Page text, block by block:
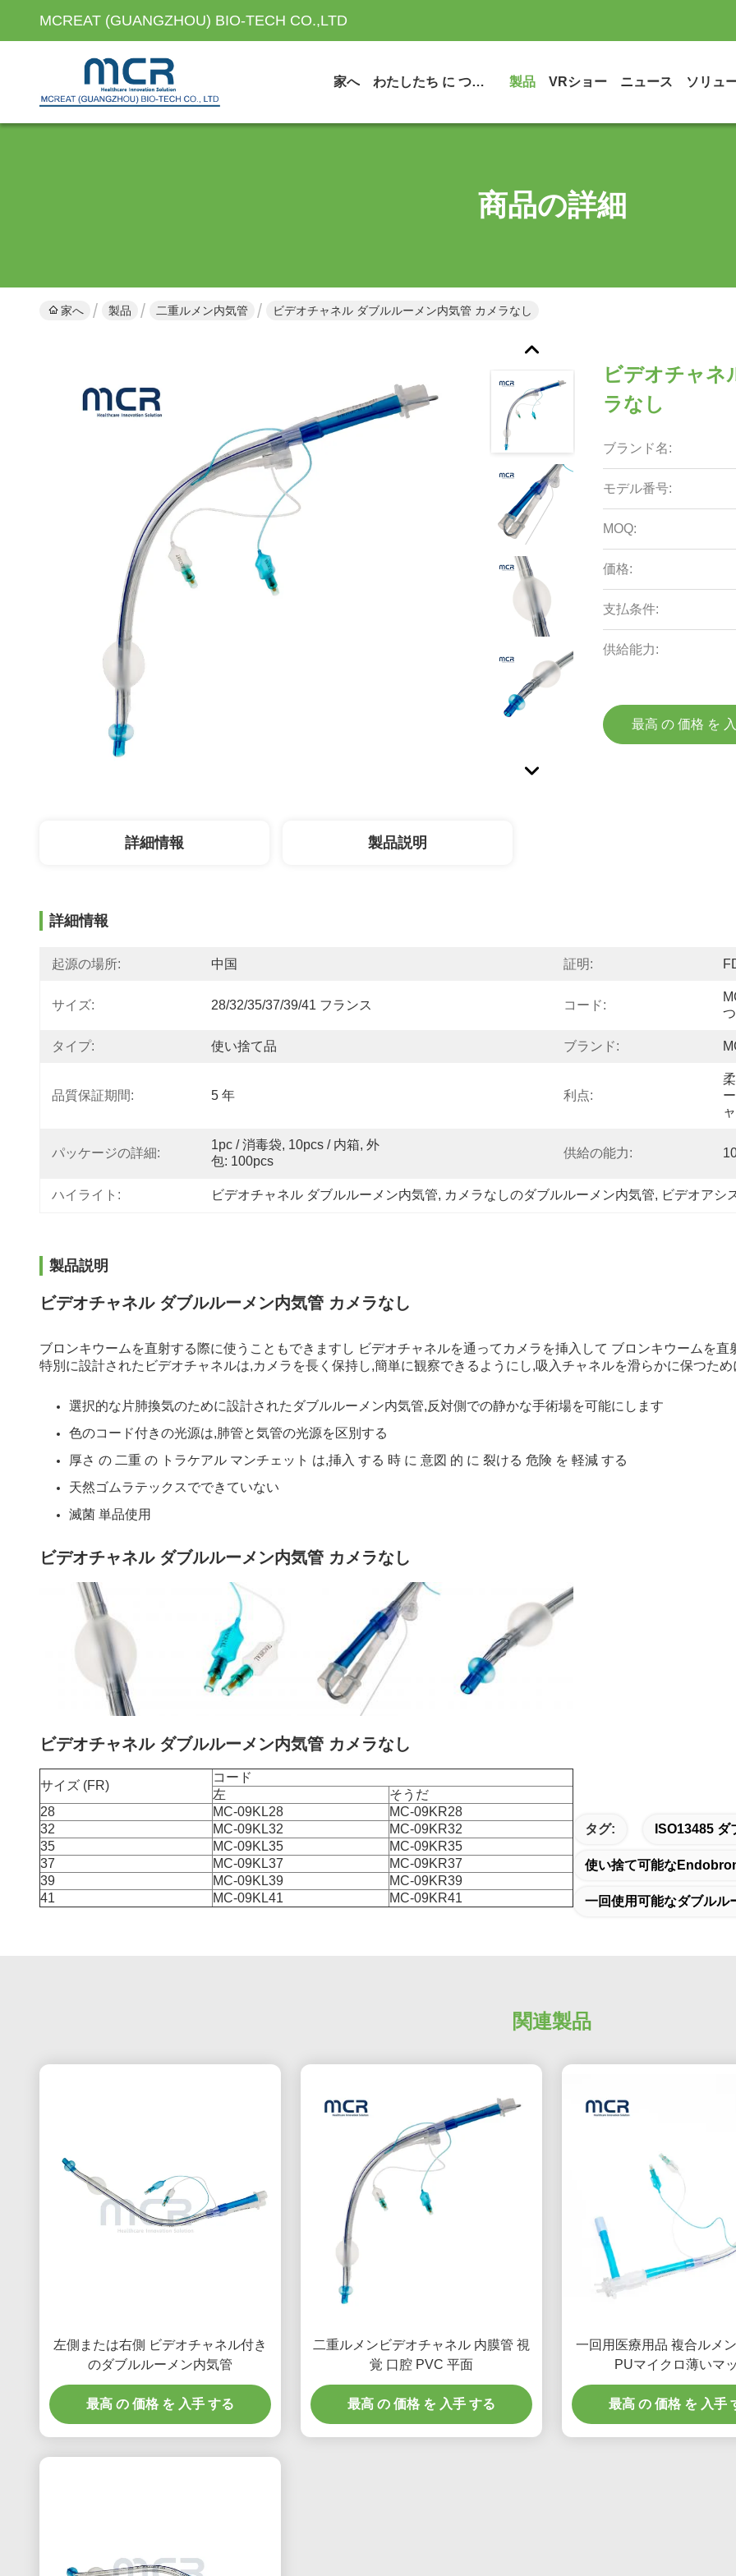
MCREAT (GUANGZHOU) BIO-TECH CO.,LTD
家へ わたしたち に つい て 製品 VRショー ニュース ソリュ
商品の詳細
家へ 製品 二重ルメン内気管 ビデオチャネル ダブルルーメン内気管 カメラなし
ビデオチャネ
ラなし
ブランド名:
モデル番号:
MOQ:
価格:
支払条件:
供給能力:
最高 の 価格 を
詳細情報 製品説明
詳細情報
起源の場所: 中国 証明:
サイズ: 28/32/35/37/39/41 フランス コード:
タイプ: 使い捨て品 ブランド:
品質保証期間: 5 年 利点:
パッケージの詳細:
1pc / 消毒袋, 10pcs / 内箱, 外
包: 100pcs
供給の能力:
ハイライト: ビデオチャネル ダブルルーメン内気管, カメラなしのダブルルーメン内気管, ビデオアシ
製品説明
ビデオチャネル ダブルルーメン内気管 カメラなし
ブロンキウームを直射する際に使うこともできますし ビデオチャネルを通ってカメラを挿入して ブロンキウームを直
特別に設計されたビデオチャネルは,カメラを長く保持し,簡単に観察できるようにし,吸入チャネルを滑らかに保つた
選択的な片肺換気のために設計されたダブルルーメン内気管,反対側での静かな手術場を可能にします
色のコード付きの光源は,肺管と気管の光源を区別する
厚さ の 二重 の トラケアル マンチェット は,挿入 する 時 に 意図 的 に 裂ける 危険 を 軽減 する
天然ゴムラテックスでできていない
滅菌 単品使用
ビデオチャネル ダブルルーメン内気管 カメラなし
ビデオチャネル ダブルルーメン内気管 カメラなし
サイズ (FR)
コード
左
そうだ
28
MC-09KL28
MC-09KR28
32
MC-09KL32
MC-09KR32
35
MC-09KL35
MC-09KR35
37
MC-09KL37
MC-09KR37
39
MC-09KL39
MC-09KR39
41
MC-09KL41 MC-09KR41
タグ: ISO13485
使い捨て可能な
一回使用可能なダブルル
関連製品
左側または右側 ビデオチャネル付き
のダブルルーメン内気管
最高 の 価格 を 入手 する
二重ルメンビデオチャネル 内膜管 視
覚 口腔 PVC 平面
最高 の 価格 を 入手 する
一回用医療用品 複合ルメ
PUマイクロ薄いマ
最高 の 価格 を 入手